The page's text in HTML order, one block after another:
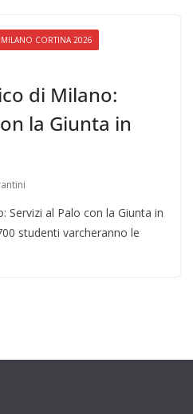
CORTINA 2026
di Milano:
la Giunta in
Servizi al Palo con la Giunta in
studenti varcheranno le